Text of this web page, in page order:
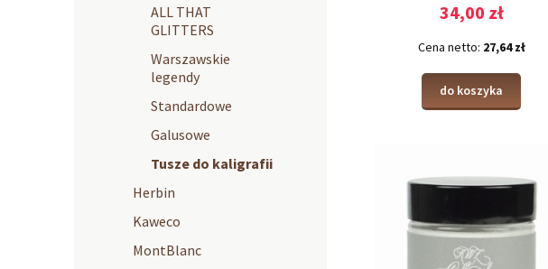
ALL THAT
GLITTERS
Warszawskie
legendy
Standardowe
Galusowe
Tusze do kaligrafii
Herbin
Kaweco
MontBlanc
34,00 zł
Cena netto: 27,64 zł
do koszyka